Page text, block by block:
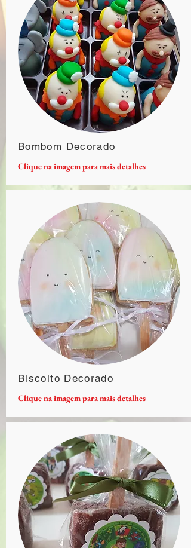
Bombom Decorado
Clique na imagem para mais detalhes
Biscoito Decorado
Clique na imagem para mais detalhes